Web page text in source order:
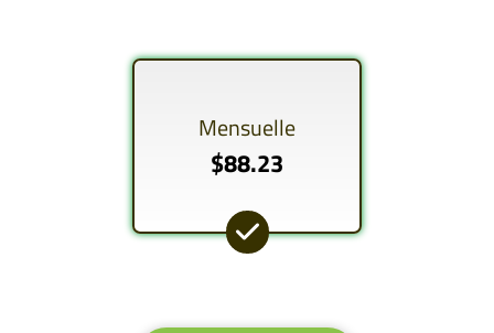
Mensuelle
$88.23